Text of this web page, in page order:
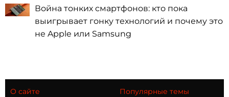
Война тонких смартфонов: кто пока
выигрывает гонку технологий и почему это
не Apple или Samsung
О сайте
Популярные темы